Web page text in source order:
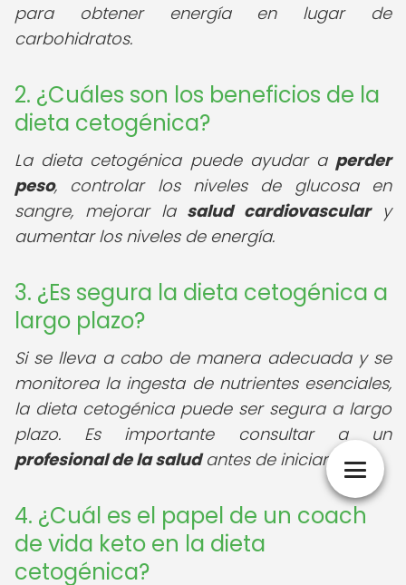
para obtener energía en lugar de
carbohidratos.
2. ¿Cuáles son los beneficios de la
dieta cetogénica?
La dieta cetogénica puede ayudar a perder
peso, controlar los niveles de glucosa en
sangre, mejorar la salud cardiovasculary
aumentar los niveles de energía.
3. ¿Es segura la dieta cetogénica a
largo plazo?
Si se lleva a cabo de manera adecuada y se
monitorea la ingesta de nutrientes esenciales,
la dieta cetogénica puede ser segura a largo
plazo. Es importante consultar a un
profesional de la saludantes de iniciarla.
4. ¿Cuál es el papel de un coach
de vida keto en la dieta
cetogénica?